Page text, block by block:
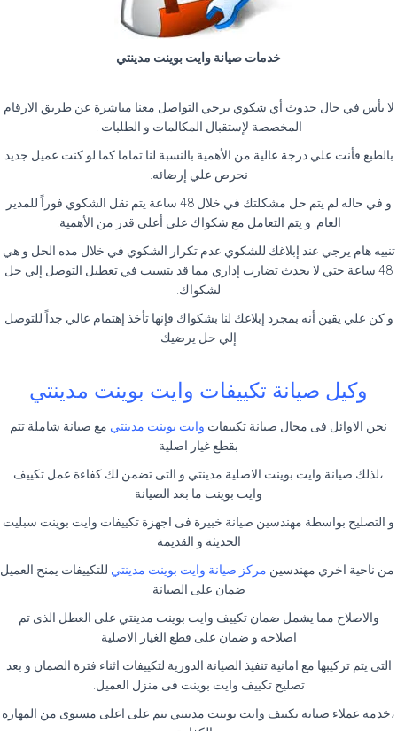
خدمات صيانة وايت بوينت مدينتي
لا بأس في حال حدوث أي شكوي يرجي التواصل معنا مباشرة عن طريق الارقام
المخصصة لإستقبال المكالمات و الطلبات .
بالطبع فأنت علي درجة عالية من الأهمية بالنسبة لنا تماما كما لو كنت عميل جديد
نحرص علي إرضائه.
و في حاله لم يتم حل مشكلتك في خلال 48 ساعة يتم نقل الشكوي فوراً للمدير
العام. و يتم التعامل مع شكواك علي أعلي قدر من الأهمية.
تنبيه هام يرجي عند إبلاغك للشكوي عدم تكرار الشكوي في خلال مده الحل و هي
48 ساعة حتي لا يحدث تضارب إداري مما قد يتسبب في تعطيل التوصل إلي حل
لشكواك.
و كن علي يقين أنه بمجرد إبلاغك لنا بشكواك فإنها تأخذ إهتمام عالي جداً للتوصل
إلي حل يرضيك
وكيل صيانة تكييفات وايت بوينت مدينتي
نحن الاوائل فى مجال صيانة تكييفات وايت بوينت مدينتي مع صيانة شاملة تتم
بقطع غيار اصلية
،لذلك صيانة وايت بوينت الاصلية مدينتي و التى تضمن لك كفاءة عمل تكييف
وايت بوينت ما بعد الصيانة
و التصليح بواسطة مهندسين صيانة خبيرة فى اجهزة تكييفات وايت بوينت سبليت
الحديثة و القديمة
من ناحية اخري مهندسين مركز صيانة وايت بوينت مدينتي للتكييفات يمنح العميل
ضمان على الصيانة
والاصلاح مما يشمل ضمان تكييف وايت بوينت مدينتي على العطل الذى تم
اصلاحه و ضمان على قطع الغيار الاصلية
التى يتم تركيبها مع امانية تنفيذ الصيانة الدورية لتكييفات اثناء فترة الضمان و بعد
تصليح تكييف وايت بوينت فى منزل العميل.
،خدمة عملاء صيانة تكييف وايت بوينت مدينتي تتم على اعلى مستوى من المهارة